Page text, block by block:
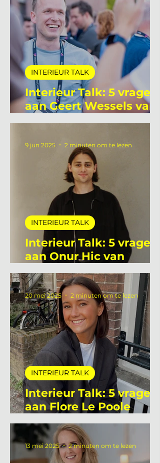
Interieur Talk: 5 vragen
Unlit Studio
INTERIEUR TALK
22 jun 2025 3 minuten om te lezen
Interieur Talk: 5 vragen
aan Onur Hic van
Deltalight
INTERIEUR TALK
2 minuten om te lezen
Interieur Talk: 5 vragen
aan Flore Le Poole
stagiaire bij De
Interieur Club
INTERIEUR TALK
20 mei 2025 2 minuten om te lezen